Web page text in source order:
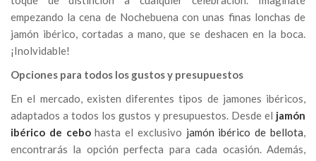
empezando la cena de Nochebuena con unas finas lonchas de
jamón ibérico, cortadas a mano, que se deshacen en la boca.
¡Inolvidable!
Opciones para todos los gustos y presupuestos
En el mercado, existen diferentes tipos de jamones ibéricos,
adaptados a todos los gustos y presupuestos. Desde el jamón
ibérico de cebohasta el exclusivo jamón ibérico de bellota,
encontrarás la opción perfecta para cada ocasión. Además,